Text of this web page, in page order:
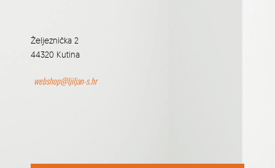
Željeznička 2
44320 Kutina
webshop@ljiljan-s.hr